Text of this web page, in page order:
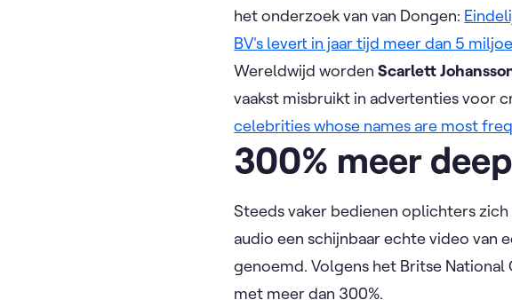
het onderzoek van van Dongen:
BV's levert in jaar tijd meer dan 5
Wereldwijd wordenScarlett
vaakst misbruikt in advertenties
celebrities whose names are most
300% meer
Steeds vaker bedienen oplichters zich
audio een schijnbaar echte video
genoemd. Volgens het Britse
met meer dan 300%.